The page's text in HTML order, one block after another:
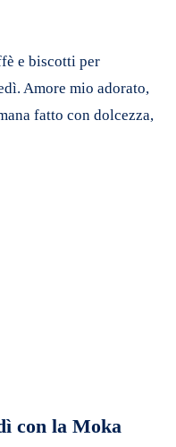
e biscotti per
Amore mio adorato,
fatto con dolcezza,
con la Moka